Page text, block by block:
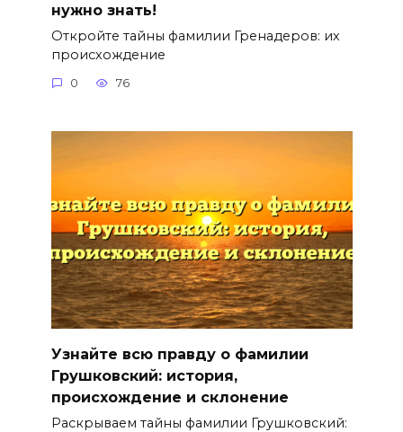
нужно знать!
Откройте тайны фамилии Гренадеров: их
происхождение
0 76
Узнайте всю правду о фамилии
Грушковский: история,
происхождение и склонение
Раскрываем тайны фамилии Грушковский: